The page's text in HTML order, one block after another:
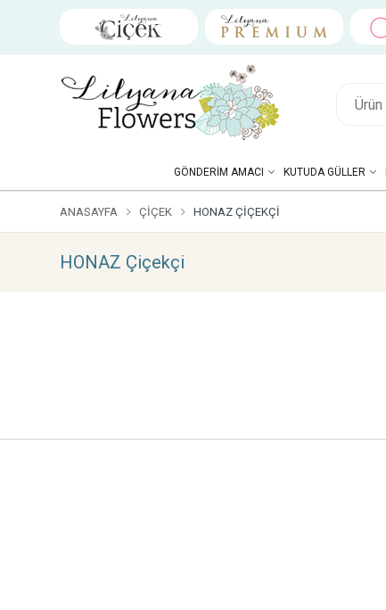
GÖNDERIM AMACI KUTUDA GÜLLER
ANASAYFA ÇIÇEK HONAZ ÇIÇEKÇI
HONAZ Çiçekçi